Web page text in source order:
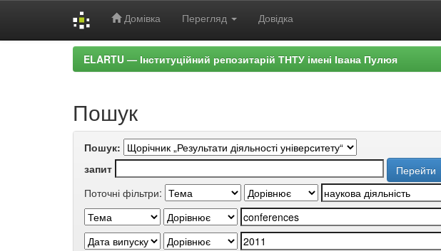
Домівка Перегляд Довідка
ELARTU — Інституційний репозитарій ТНТУ імені Івана Пулюя
Пошук
Пошук:
запит
Поточні фільтри: